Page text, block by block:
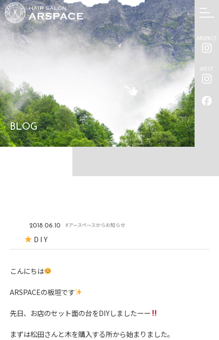
ARSPACE
WEST
BLOG
2018.06.10 #アースペースからお知らせ
D I Y
こんにちは
ARSPACEの板垣です
先日、お店のセット面の台をDIYしましたーー
まずは松田さんと木を購入する所から始まりました。